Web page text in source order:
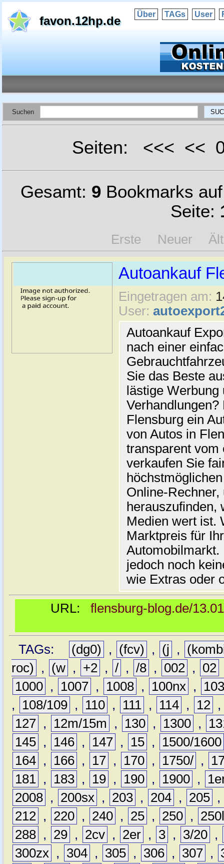
favon.12hp.de Über TAGs User
Suchen
Seiten: <<< <<
Gesamt: 9Bookmarks
Seite:
Erste Neuer
Autoankauf
Eingetragen am:
User:
Autoankauf
nach einer
Sie das Beste
lästige
Flensburg ein
von Autos in
transparent vom
verkaufen Sie
Online-
herauszufinden,
Medien wert ist.
Marktpreis für
jedoch noch
wie Extras oder
URL: flensburg-blog.de/
TAGs: (dg0) , (fcv) , (j ,
roc)
, (w , +2 , / , /8 , 002 , 02
1000 , 1007 , 1008 , 100nx ,
,
108/109 , 110 , 111 , 114 , 12
127 , 12m/15m , 130 , 1300 ,
145 , 146 , 147 , 15 ,
1500/1600
164 , 166 , 17 , 170 , 1750/ ,
181 , 183 , 19 , 190 , 1900 ,
2008 , 200sx , 203 , 204 , 205 ,
212 , 220 , 240 , 25 , 250 ,
288 , 29 , 2cv , 2er , 3 , 3/20 ,
300zx , 304 , 305 , 306 , 307 ,